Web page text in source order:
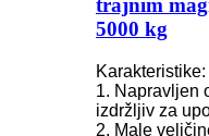
trajnim
5000 kg
Karakteristike:
1. Napravljen
izdržljiv za
2. Male